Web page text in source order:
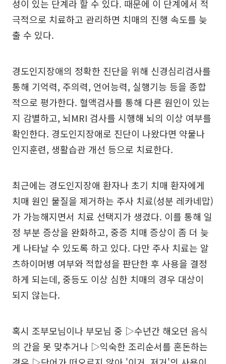
성이 있는 단계라 할 수 있다. 때문에 이 단계에서 적
극적으로 치료하고 관리하면 치매의 진행 속도를 늦
출 수 있다.
경도인지장애의 정확한 진단을 위해 신경심리검사를
통해 기억력, 주의력, 언어능력, 실행기능 등을 종합
적으로 평가한다. 혈액검사를 통해 다른 원인이 있는
지 감별하고, 뇌MRI 검사를 시행해 뇌의 이상 여부를
확인한다. 경도인지장애로 진단이 나왔다면 약물나
인지훈련, 생활습관 개선 등으로 치료한다.
최근에는 경도인지장애 환자나 초기 치매 환자에게
치매 원인 물질을 제거하는 주사 치료(성분 레카네맙)
가 가능해지면서 치료 선택지가 생겼다. 이를 통해 일
정 부분 증상을 완화하고, 중증 치매 증상이 좀 더 늦
게 나타날 수 있도록 하고 있다. 다만 주사 치료는 알
츠하이머병 여부와 적합성을 판단한 후 사용을 결정
하게 되는데, 중등도 이상 심한 치매의 경우 대상이
되지 않는다.
혹시 조부모님이나 부모님 중 ▷수년간 해오던 음식
의 간을 못 맞추거나 ▷익숙한 조리순서를 혼돈하는